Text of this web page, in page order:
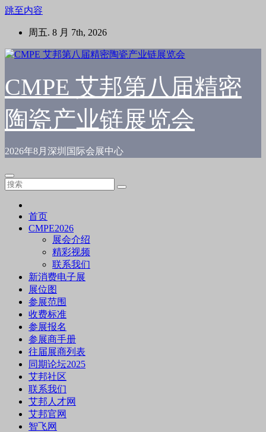
跳至内容
周五. 8 月 7th, 2026
CMPE 艾邦第八届精密
陶瓷产业链展览会
2026年8月深圳国际会展中心
首页
CMPE2026
展会介绍
精彩视频
联系我们
新消费电子展
展位图
参展范围
收费标准
参展报名
参展商手册
往届展商列表
同期论坛2025
艾邦社区
联系我们
艾邦人才网
艾邦官网
智飞网